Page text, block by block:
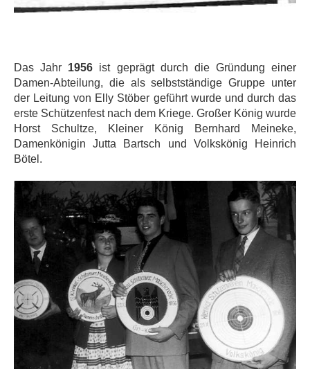
Das Jahr 1956 ist geprägt durch die Gründung einer
Damen-Abteilung, die als selbstständige Gruppe unter
der Leitung von Elly Stöber geführt wurde und durch das
erste Schützenfest nach dem Kriege. Großer König wurde
Horst Schultze, Kleiner König Bernhard Meineke,
Damenkönigin Jutta Bartsch und Volkskönig Heinrich
Bötel.